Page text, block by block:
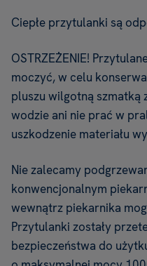
Ciepłe przytulanki są
OSTRZEŻENIE!
moczyć, w celu
pluszu wilgotną szmatką
wodzie ani nie prać w
uszkodzenie materiału
Nie zalecamy
konwencjonalnym
wewnątrz piekarnika
Przytulanki zostały
bezpieczeństwa do